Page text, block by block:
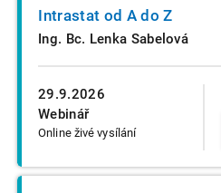
29.9.2026
Webinář
Online živé vysílání
Intrastat od A do Z
Ing. Bc. Lenka Sabelová